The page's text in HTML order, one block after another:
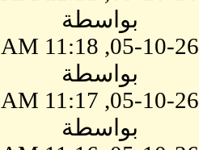
بواسطة
05-10-26, 11:18 AM
بواسطة
05-10-26, 11:17 AM
بواسطة